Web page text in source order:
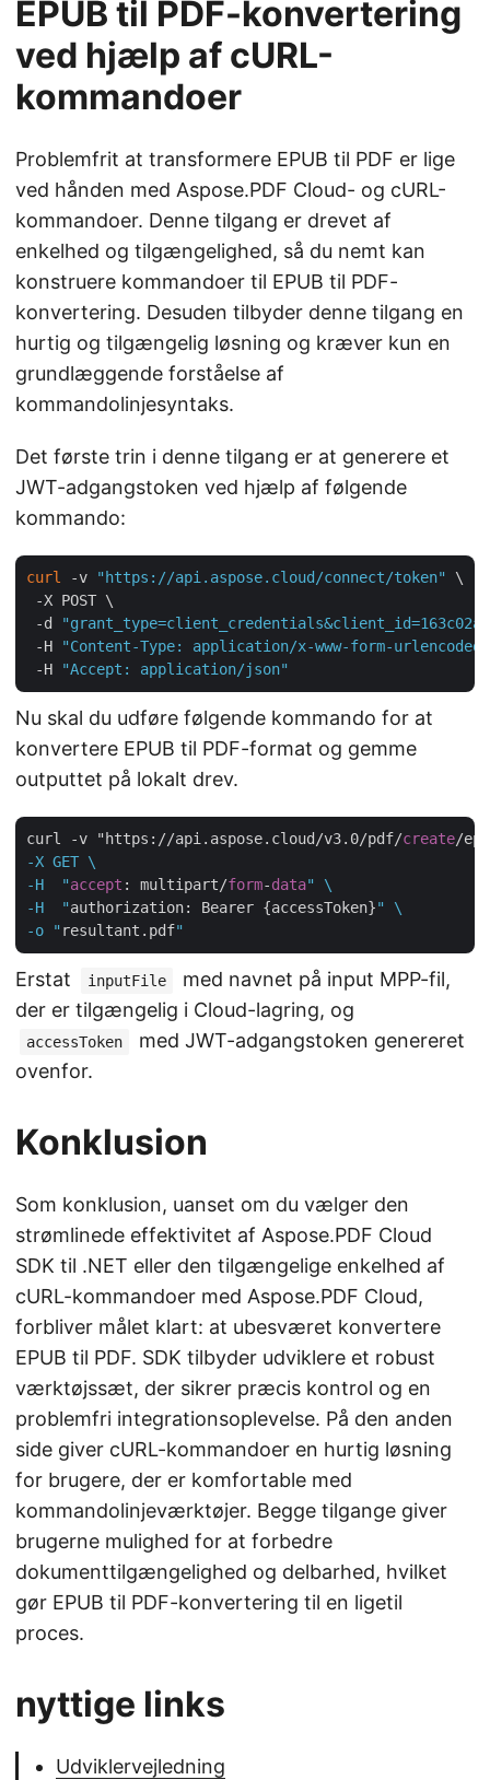
EPUB til PDF-konvertering
ved hjælp af cURL-
kommandoer
Problemfrit at transformere EPUB til PDF er lige
ved hånden med Aspose.PDF Cloud- og cURL-
kommandoer. Denne tilgang er drevet af
enkelhed og tilgængelighed, så du nemt kan
konstruere kommandoer til EPUB til PDF-
konvertering. Desuden tilbyder denne tilgang en
hurtig og tilgængelig løsning og kræver kun en
grundlæggende forståelse af
kommandolinjesyntaks.
Det første trin i denne tilgang er at generere et
JWT-adgangstoken ved hjælp af følgende
kommando:
curl -v "https://api.aspose.cloud/connect/token"
\
-X POST \
-d
-H
"Content-Type: application/x-www-form-urlencoded"
-H
"Accept: application/json"
Nu skal du udføre følgende kommando for at
konvertere EPUB til PDF-format og gemme
outputtet på lokalt drev.
curl -v "https://api.aspose.cloud/v3.0/pdf/create/
-X GET \
-H  "accept : multipart/form-data" \
-H  "authorization: Bearer {accessToken}" \
-o " resultant.pdf
Erstat inputFile
med navnet på input MPP-fil,
der er tilgængelig i Cloud-lagring, og
accessToken
med JWT-adgangstoken genereret
ovenfor.
Konklusion
Som konklusion, uanset om du vælger den
strømlinede effektivitet af Aspose.PDF Cloud
SDK til .NET eller den tilgængelige enkelhed af
cURL-kommandoer med Aspose.PDF Cloud,
forbliver målet klart: at ubesværet konvertere
EPUB til PDF. SDK tilbyder udviklere et robust
værktøjssæt, der sikrer præcis kontrol og en
problemfri integrationsoplevelse. På den anden
side giver cURL-kommandoer en hurtig løsning
for brugere, der er komfortable med
kommandolinjeværktøjer. Begge tilgange giver
brugerne mulighed for at forbedre
dokumenttilgængelighed og delbarhed, hvilket
gør EPUB til PDF-konvertering til en ligetil
proces.
nyttige links
Udviklervejledning